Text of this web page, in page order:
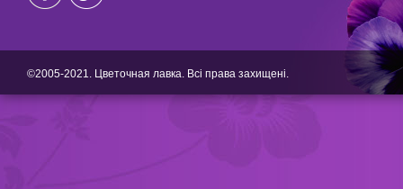
©2005-2021. Цветочная лавка. Всі права захищені.